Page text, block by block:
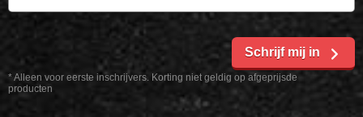
* Alleen voor eerste inschrijvers. Korting niet geldig op afgeprijsde
producten
Schrijf mij in